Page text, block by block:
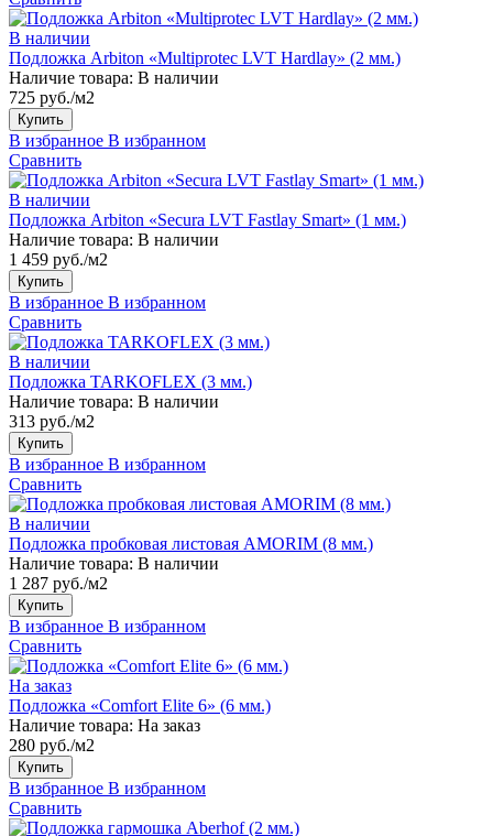
В наличии
Подложка Arbiton «Multiprotec LVT Hardlay» (2 мм.)
Наличие товара: В наличии
725 руб./м2
Купить
В избранное В избранном
Сравнить
В наличии
Подложка Arbiton «Secura LVT Fastlay Smart» (1 мм.)
Наличие товара: В наличии
1 459 руб./м2
Купить
В избранное В избранном
Сравнить
В наличии
Подложка TARKOFLEX (3 мм.)
Наличие товара: В наличии
313 руб./м2
Купить
В избранное В избранном
Сравнить
В наличии
Подложка пробковая листовая AMORIM (8 мм.)
Наличие товара: В наличии
1 287 руб./м2
Купить
В избранное В избранном
Сравнить
На заказ
Подложка «Comfort Elite 6» (6 мм.)
Наличие товара: На заказ
280 руб./м2
Купить
В избранное В избранном
Сравнить